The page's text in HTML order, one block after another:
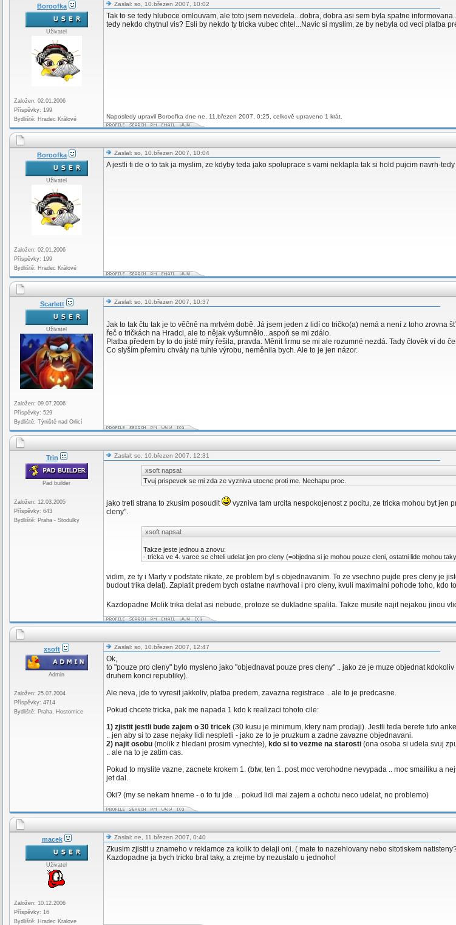
Boroofka
Uživatel
Založen: 02.01.2006
Příspěvky: 199
Bydliště: Hradec Králové
Zaslal: so, 10.březen 2007, 10:02
Tak to se tedy hluboce omlouvam, ale toto jsem nevedela...dobra, dobra asi sem byla spatne
tedy nekdo chytnul vis? Esli by nekdo ty tricka vubec chtel...Navic si myslim, ze by nebyla od veci platba
Naposledy upravil Boroofka dne ne, 11.březen 2007, 0:25, celkově upraveno 1 krát.
Boroofka
Uživatel
Založen: 02.01.2006
Příspěvky: 199
Bydliště: Hradec Králové
Zaslal: so, 10.březen 2007, 10:04
A jestli ti de o to tak ja myslim, ze kdyby teda jako spoluprace s vami neklapla tak si hold pujcim navrh-
Scarlett
Uživatel
Založen: 09.07.2006
Příspěvky: 529
Bydliště: Týniště nad Orlicí
Zaslal: so, 10.březen 2007, 10:37
Jak to tak čtu tak je to věčně na mrtvém době. Já jsem jeden z lidí co tričko(a) nemá a není z toho zrovna
řeč o tričkách na Hradci, ale to nějak vyšumnělo...aspoň se mi zdálo.
Platba předem by to do jisté míry řešila, pravda. Měnit firmu se mi ale rozumné nezdá. Tady člověk ví
Co slyším přemíru chvály na tuhle výrobu, neměnila bych. Ale to je jen názor.
Trin
Pad builder
Založen: 12.03.2005
Příspěvky: 643
Bydliště: Praha - Stodulky
Zaslal: so, 10.březen 2007, 12:31
xsoft napsal:
Tvuj prispevek se mi zda ze vyzniva utocne proti me. Nechapu proc.
jako treti strana to zkusim posoudit
vyzniva tam urcita nespokojenost z pocitu, ze tricka mohou byt jen
cleny".
xsoft napsal:
Takze jeste jednou a znovu:
- tricka ve 4. varce se chteli udelat jen pro cleny (=objedna si je mohou pouze cleni, ostatni lide mohou
vidim, ze ty i Marty v podstate rikate, ze problem byl s objednavanim. To ze vsechno pujde pres cleny je
budout trika delat). Zaplatit predem bych ostatne navrhoval i pro cleny, kvuli maximalni pohode toho, kdo
Kazdopadne Molik trika delat asi nebude, protoze se dukladne spalila. Takze musite najit nejakou jinou
xsoft
Admin
Založen: 25.07.2004
Příspěvky: 4714
Bydliště: Praha, Hostomice
Zaslal: so, 10.březen 2007, 12:47
Ok,
to "pouze pro cleny" bylo mysleno jako "objednavat pouze pres cleny" .. jako ze je muze objednat
druhem konci republiky).
Ale neva, jde to vyresit jakkoliv, platba predem, zavazna registrace .. ale to je predcasne.
Pokud chcete tricka, pak me napada 1 kdo k realizaci tohoto cile:
1) zjistit jestli bude zajem o 30 tricek (30 kusu je minimum, ktery nam prodaji). Jestli teda berete tuto
.. jen aby si to zase nejaky lidi nespletli - jako ze to je pruzkum a zadne zavazne objednavani.
2) najit osobu (molik z hledani prosim vynechte), kdo si to vezme na starosti (ona osoba si udela svuj
.. ale na to je zatim cas.
Pokud to myslite vazne, zacnete krokem 1. (btw, ten 1. post moc verohodne nevypada .. moc smailiku a
jet dal.
Oki? (my se nekam hneme - o to tu jde ... pokud lidi mai zajem a ochotu neco udelat, no problemo)
macek
Uživatel
Založen: 10.12.2006
Příspěvky: 16
Bydliště: Hradec Kralove
Zaslal: ne, 11.březen 2007, 0:40
Zkusim zjistit u znameho v reklamce za kolik to delaji oni. ( mate to nazehlovany nebo sitotiskem
Kazdopadne ja bych tricko bral taky, a zrejme by nezustalo u jednoho!